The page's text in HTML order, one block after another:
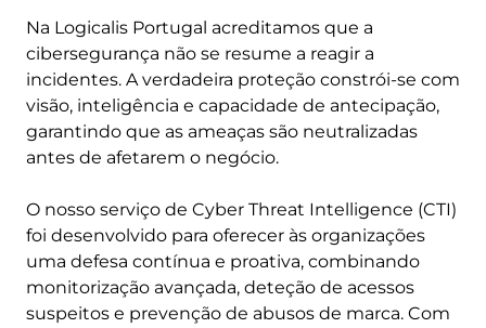
Na Logicalis Portugal acreditamos que a
cibersegurança não se resume a reagir a
incidentes. A verdadeira proteção constrói-se com
visão, inteligência e capacidade de antecipação,
garantindo que as ameaças são neutralizadas
antes de afetarem o negócio.
O nosso serviço de Cyber Threat Intelligence (CTI)
foi desenvolvido para oferecer às organizações
uma defesa contínua e proativa, combinando
monitorização avançada, deteção de acessos
suspeitos e prevenção de abusos de marca. Com